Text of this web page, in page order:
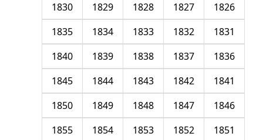
1826
1827
1828
1829
1830
1831
1832
1833
1834
1835
1836
1837
1838
1839
1840
1841
1842
1843
1844
1845
1846
1847
1848
1849
1850
1851
1852
1853
1854
1855